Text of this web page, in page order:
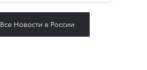
Все Новости в России